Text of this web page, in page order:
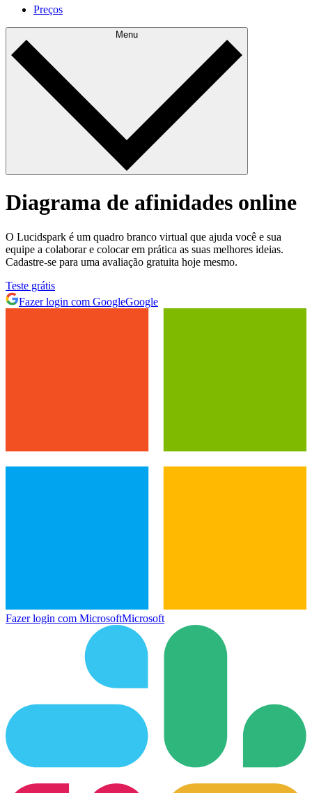
Preços
Menu
Diagrama de afinidades online
O Lucidspark é um quadro branco virtual que ajuda você e sua
equipe a colaborar e colocar em prática as suas melhores ideias.
Cadastre-se para uma avaliação gratuita hoje mesmo.
Teste grátis
Fazer login com GoogleGoogle
Fazer login com MicrosoftMicrosoft